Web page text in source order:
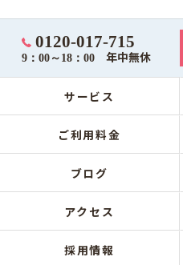
0120-017-715
9：00～18：00 年中無休
サービス
ご利用料金
ブログ
アクセス
採用情報